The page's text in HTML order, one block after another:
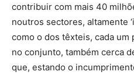
contribuir com mais 40
noutros sectores, altamente
como o dos têxteis, cada um
no conjunto, também cerca
que, estando o